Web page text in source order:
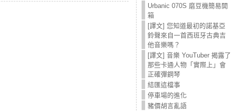
Urbanic 070S 磨豆機簡易開
箱
[譯文] 您知道最初的諾基亞
鈴聲來自一首西班牙古典吉
他音樂嗎？
[譯文] 音樂 YouTuber 揭露了
那些卡通人物「實際上」會
正確彈鋼琴
結匯這檔事
停車場的進化
豬價胡言亂語